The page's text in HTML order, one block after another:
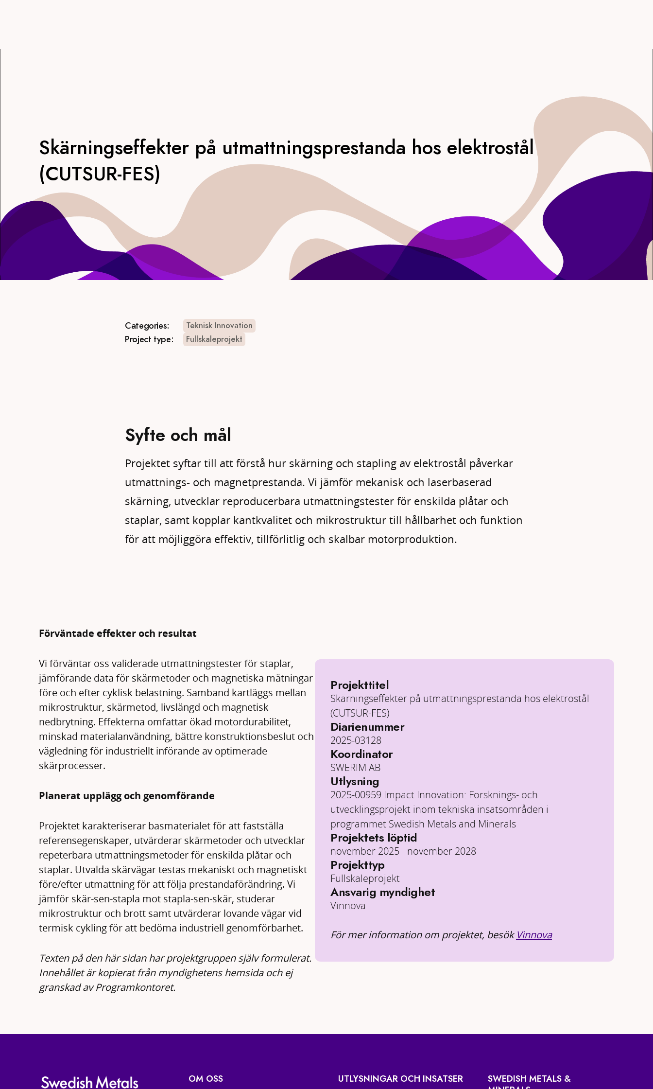
Skärningseffekter på utmattningsprestanda hos elektrostål
(CUTSUR-FES)
Categories: Teknisk Innovation
Project type: Fullskaleprojekt
Syfte och mål
Projektet syftar till att förstå hur skärning och stapling av elektrostål påverkar
utmattnings- och magnetprestanda. Vi jämför mekanisk och laserbaserad
skärning, utvecklar reproducerbara utmattningstester för enskilda plåtar och
staplar, samt kopplar kantkvalitet och mikrostruktur till hållbarhet och funktion
för att möjliggöra effektiv, tillförlitlig och skalbar motorproduktion.
Förväntade effekter och resultat
Vi förväntar oss validerade utmattningstester för staplar,
jämförande data för skärmetoder och magnetiska mätningar
före och efter cyklisk belastning. Samband kartläggs mellan
mikrostruktur, skärmetod, livslängd och magnetisk
nedbrytning. Effekterna omfattar ökad motordurabilitet,
minskad materialanvändning, bättre konstruktionsbeslut och
vägledning för industriellt införande av optimerade
skärprocesser.
Planerat upplägg och genomförande
Projektet karakteriserar basmaterialet för att fastställa
referensegenskaper, utvärderar skärmetoder och utvecklar
repeterbara utmattningsmetoder för enskilda plåtar och
staplar. Utvalda skärvägar testas mekaniskt och magnetiskt
före/efter utmattning för att följa prestandaförändring. Vi
jämför skär-sen-stapla mot stapla-sen-skär, studerar
mikrostruktur och brott samt utvärderar lovande vägar vid
termisk cykling för att bedöma industriell genomförbarhet.
Texten på den här sidan har projektgruppen själv formulerat.
Innehållet är kopierat från myndighetens hemsida och ej
granskad av Programkontoret.
Projekttitel
Skärningseffekter på utmattningsprestanda hos elektrostål
(CUTSUR-FES)
Diarienummer
2025-03128
Koordinator
SWERIM AB
Utlysning
2025-00959 Impact Innovation: Forsknings- och
utvecklingsprojekt inom tekniska insatsområden i
programmet Swedish Metals and Minerals
Projektets löptid
november 2025 - november 2028
Projekttyp
Fullskaleprojekt
Ansvarig myndighet
Vinnova
För mer information om projektet, besökVinnova
OM OSS UTLYSNINGAR OCH INSATSER
SWEDISH METALS &